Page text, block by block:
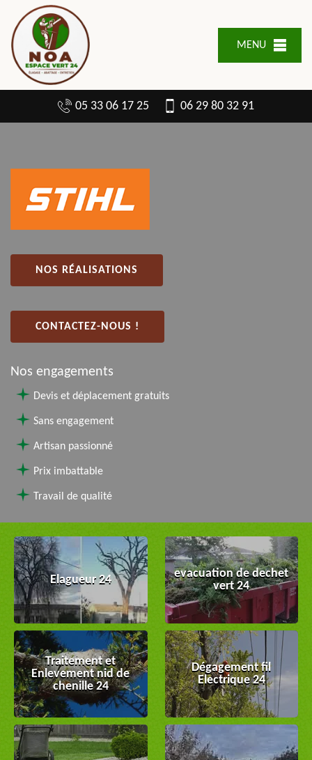
MENU
05 33 06 17 25 06 29 80 32 91
NOS RÉALISATIONS
CONTACTEZ-NOUS !
Nos engagements
Devis et déplacement gratuits
Sans engagement
Artisan passionné
Prix imbattable
Travail de qualité
Elagueur 24
evacuation de dechet
vert 24
Traitement et
Enlevement nid de
chenille 24
Dégagement fil
Electrique 24